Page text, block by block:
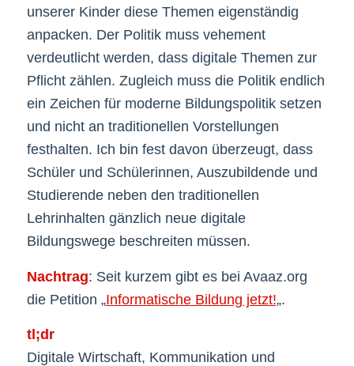
unserer Kinder diese Themen eigenständig
anpacken. Der Politik muss vehement
verdeutlicht werden, dass digitale Themen zur
Pflicht zählen. Zugleich muss die Politik endlich
ein Zeichen für moderne Bildungspolitik setzen
und nicht an traditionellen Vorstellungen
festhalten. Ich bin fest davon überzeugt, dass
Schüler und Schülerinnen, Auszubildende und
Studierende neben den traditionellen
Lehrinhalten gänzlich neue digitale
Bildungswege beschreiten müssen.
Nachtrag: Seit kurzem gibt es bei Avaaz.org
die Petition „Informatische Bildung jetzt!„.
tl;dr
Digitale Wirtschaft, Kommunikation und